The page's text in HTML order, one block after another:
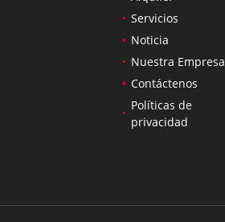
Servicios
Noticia
Nuestra Empresa
Contáctenos
Políticas de
privacidad